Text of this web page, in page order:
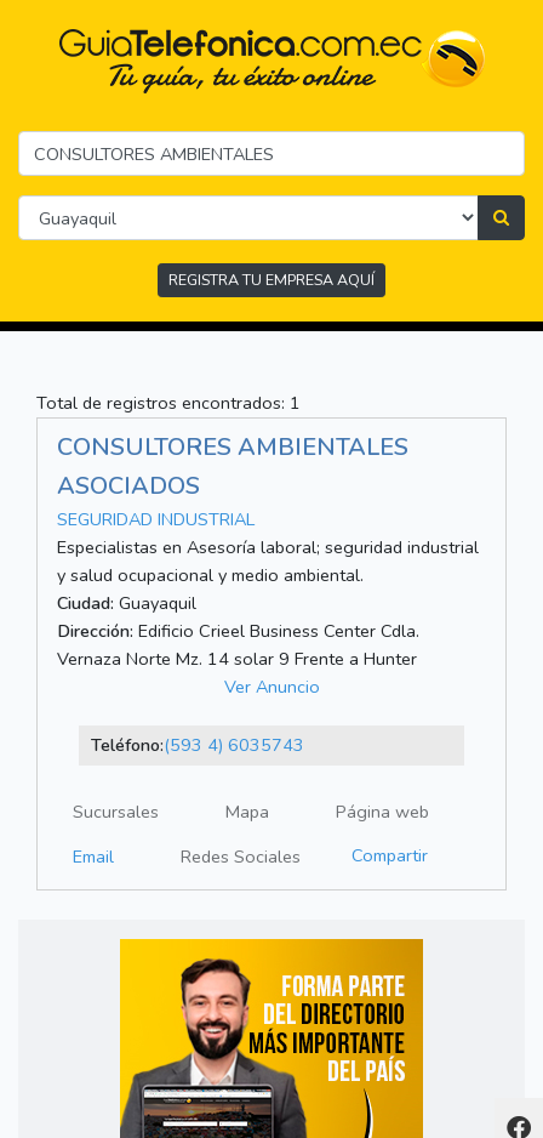
REGISTRA TU EMPRESA AQUÍ
Total de registros encontrados: 1
CONSULTORES AMBIENTALES
ASOCIADOS
SEGURIDAD INDUSTRIAL
Especialistas en Asesoría laboral; seguridad industrial
y salud ocupacional y medio ambiental.
Ciudad: Guayaquil
Dirección: Edificio Crieel Business Center Cdla.
Vernaza Norte Mz. 14 solar 9 Frente a Hunter
Ver Anuncio
Teléfono:(593 4) 6035743
Sucursales Mapa
Página web
Email
Redes Sociales Compartir